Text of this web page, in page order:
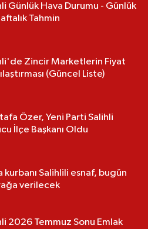
Günlük Hava Durumu - Günlük
Tahmin
Zincir Marketlerin Fiyat
(Güncel Liste)
Özer, Yeni Parti Salihli
İlçe Başkanı Oldu
kurbanı Salihlili esnaf, bugün
verilecek
2026 Temmuz Sonu Emlak